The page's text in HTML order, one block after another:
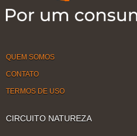
QUEM SOMOS
CONTATO
TERMOS DE USO
CIRCUITO NATUREZA